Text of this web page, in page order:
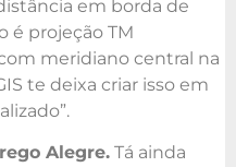
em borda de
é projeção TM
meridiano central na
te deixa criar isso em
Alegre. Tá ainda